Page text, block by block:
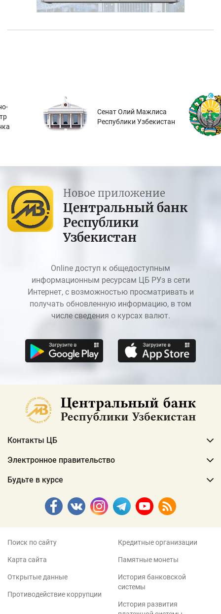
Сенат Олий Мажлиса
Республики Узбекистан
Новое приложение
Центральный банк
Республики
Узбекистан
Online доступ к общедоступным
информационным ресурсам ЦБ РУз в сети
Интернет, с возможностью просматривать и
получать обновленную информацию, в том
числе сведения о курсах валют.
Контакты ЦБ
Электронное правительство
Будьте в курсе
Поиск по сайту
Карта сайта
Открытые данные
Противодействие коррупции
Кредитные организации
Памятные монеты
История банковской
системы
История развития